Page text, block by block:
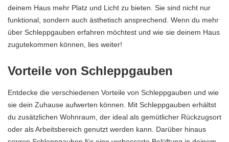
deinem Haus mehr Platz und Licht zu bieten. Sie sind nicht nur
funktional, sondern auch ästhetisch ansprechend. Wenn du mehr
über Schleppgauben erfahren möchtest und wie sie deinem Haus
zugutekommen können, lies weiter!
Vorteile von Schleppgauben
Entdecke die verschiedenen Vorteile von Schleppgauben und wie
sie dein Zuhause aufwerten können. Mit Schleppgauben erhältst
du zusätzlichen Wohnraum, der ideal als gemütlicher Rückzugsort
oder als Arbeitsbereich genutzt werden kann. Darüber hinaus